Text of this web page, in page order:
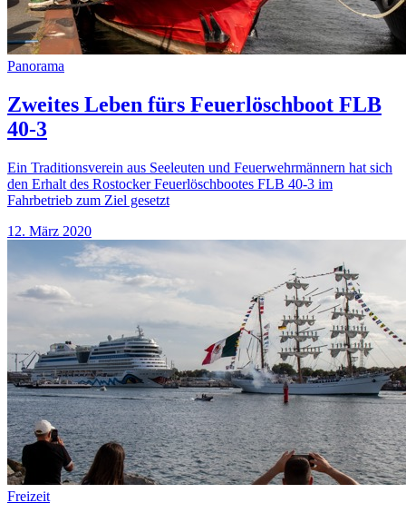
Panorama
Zweites Leben fürs Feuerlöschboot FLB
40-3
Ein Traditionsverein aus Seeleuten und Feuerwehrmännern hat sich
den Erhalt des Rostocker Feuerlöschbootes FLB 40-3 im
Fahrbetrieb zum Ziel gesetzt
12. März 2020
Freizeit